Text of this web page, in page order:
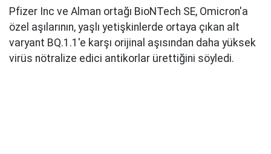
Pfizer Inc ve Alman ortağı BioNTech SE, Omicron'a
özel aşılarının, yaşlı yetişkinlerde ortaya çıkan alt
varyant BQ.1.1'e karşı orijinal aşısından daha yüksek
virüs nötralize edici antikorlar ürettiğini söyledi.